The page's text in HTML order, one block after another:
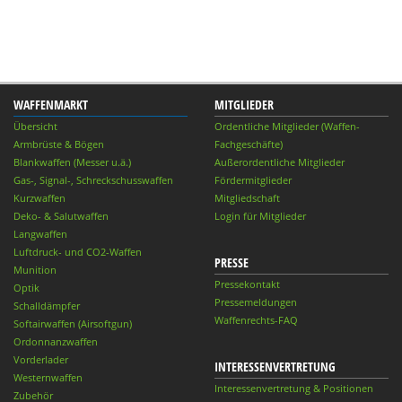
WAFFENMARKT
Übersicht
Armbrüste & Bögen
Blankwaffen (Messer u.ä.)
Gas-, Signal-, Schreckschusswaffen
Kurzwaffen
Deko- & Salutwaffen
Langwaffen
Luftdruck- und CO2-Waffen
Munition
Optik
Schalldämpfer
Softairwaffen (Airsoftgun)
Ordonnanzwaffen
Vorderlader
Westernwaffen
Zubehör
MITGLIEDER
Ordentliche Mitglieder (Waffen-
Fachgeschäfte)
Außerordentliche Mitglieder
Fördermitglieder
Mitgliedschaft
Login für Mitglieder
PRESSE
Pressekontakt
Pressemeldungen
Waffenrechts-FAQ
INTERESSENVERTRETUNG
Interessenvertretung & Positionen